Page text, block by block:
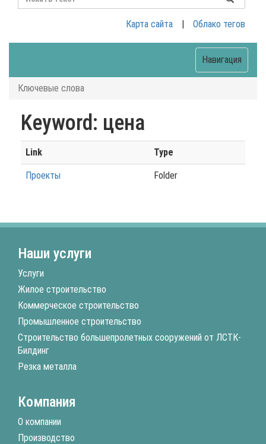
Облако тегов
|
Карта сайта
Навигация
Ключевые слова
Keyword: цена
Link Type
Проекты Folder
Наши услуги
Услуги
Жилое строительство
Коммерческое строительство
Промышленное строительство
Строительство большепролетных сооружений от ЛСТК-
Билдинг
Резка металла
Компания
О компании
Производство